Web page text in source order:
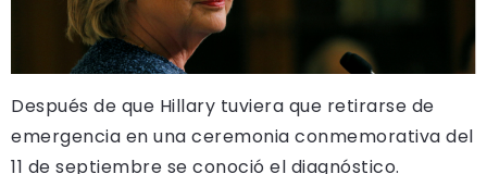
Después de que Hillary tuviera que retirarse de
emergencia en una ceremonia conmemorativa del
11 de septiembre se conoció el diagnóstico.